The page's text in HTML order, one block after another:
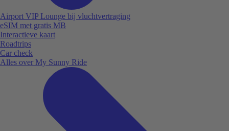
Airport VIP Lounge bij vluchtvertraging
eSIM met gratis MB
Interactieve kaart
Roadtrips
Car check
Alles over My Sunny Ride